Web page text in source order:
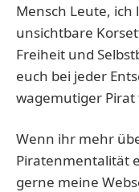
Mensch Leute, ich
unsichtbare
Freiheit und
euch bei jeder
wagemutiger
Wenn ihr mehr
Piratenmentalität
gerne meine